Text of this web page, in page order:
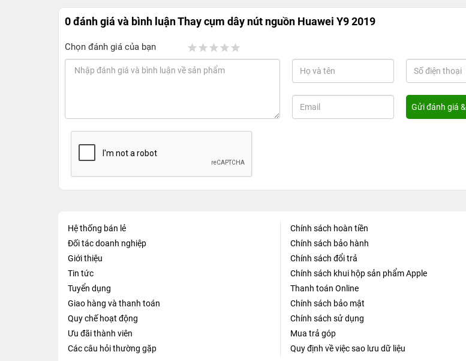
0 đánh giá và bình luậnThay cụm dây nút nguồn Huawei Y9 2019
Chọn đánh giá của bạn
Hệ thống bán lẻ
Đối tác doanh nghiệp
Giới thiệu
Tin tức
Tuyển dụng
Giao hàng và thanh toán
Quy chế hoạt động
Ưu đãi thành viên
Các câu hỏi thường gặp
Chính sách hoàn tiền
Chính sách bảo hành
Chính sách đổi trả
Chính sách khui hộp sản phẩm Apple
Thanh toán Online
Chính sách bảo mật
Chính sách sử dụng
Mua trả góp
Quy định về việc sao lưu dữ liệu